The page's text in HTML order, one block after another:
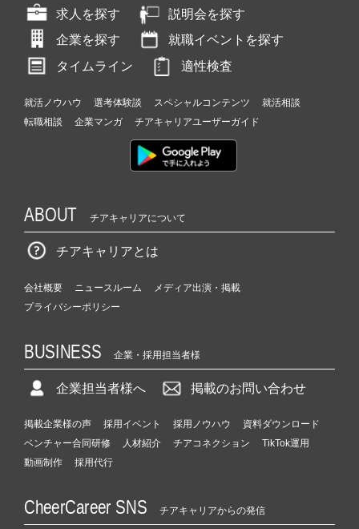
求人を探す
説明会を探す
企業を探す
就職イベントを探す
タイムライン
適性検査
就活ノウハウ 選考体験談 スペシャルコンテンツ
就活相談
転職相談
企業マンガ チアキャリアユーザーガイド
ABOUT チアキャリアについて
チアキャリアとは
会社概要 ニュースルーム
メディア出演・掲載
プライバシーポリシー
BUSINESS 企業・採用担当者様
企業担当者様へ 掲載のお問い合わせ
掲載企業様の声 採用イベント 採用ノウハウ
資料ダウンロード
ベンチャー合同研修
人材紹介 チアコネクション
TikTok運用
動画制作
採用代行
CheerCareer SNS チアキャリアからの発信